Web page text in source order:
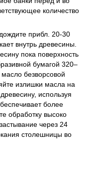
количество
прибл. 20-30
внутрь древесины.
пока поверхность
бумагой 320–
безворсовой
излишки масла на
используя
более
обработку высоко
через 24
столешницы во